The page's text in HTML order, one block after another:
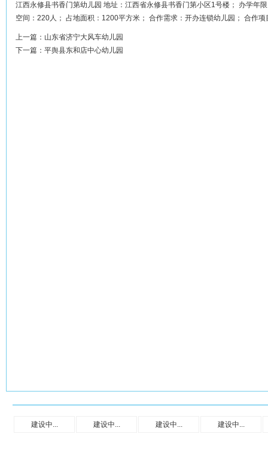
江西永修县书香门第幼儿园 地址：江西省永修县书香门第小区1号楼； 办学年
空间：220人； 占地面积：1200平方米； 合作需求：开办连锁幼儿园； 合作
上一篇： 山东省济宁大风车幼儿园
下一篇： 平舆县东和店中心幼儿园
建设中... 建设中... 建设中... 建设中...